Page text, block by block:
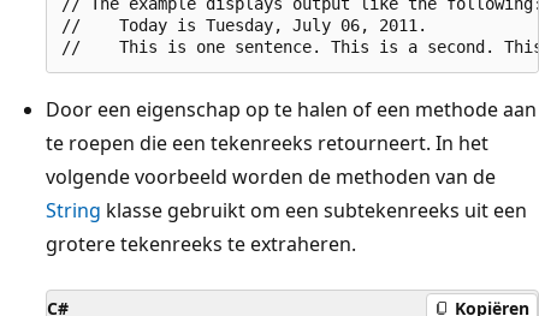
//    Today is Tuesday, July 06, 2011.
Door een eigenschap op te halen of een methode aan
te roepen die een tekenreeks retourneert. In het
volgende voorbeeld worden de methoden van de
String klasse gebruikt om een subtekenreeks uit een
grotere tekenreeks te extraheren.
C# Kopiëren